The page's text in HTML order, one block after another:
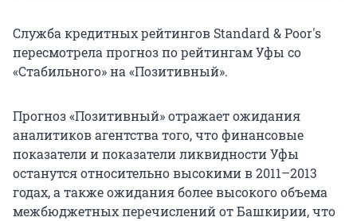
Служба кредитных рейтингов Standard & Poor's
пересмотрела прогноз по рейтингам Уфы со
«Стабильного» на «Позитивный».
Прогноз «Позитивный» отражает ожидания
аналитиков агентства того, что финансовые
показатели и показатели ликвидности Уфы
останутся относительно высокими в 2011–2013
годах, а также ожидания более высокого объема
межбюджетных перечислений от Башкирии, что